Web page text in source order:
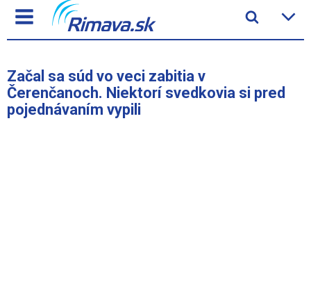
Začal sa súd vo veci zabitia v
Čerenčanoch. Niektorí svedkovia si pred
pojednávaním vypili